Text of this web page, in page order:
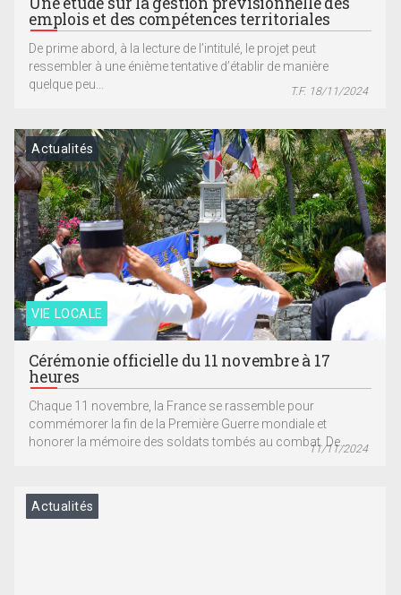
emplois et des compétences territoriales
De prime abord, à la lecture de l’intitulé, le projet peut
ressembler à une énième tentative d’établir de manière
quelque peu...
T.F. 18/11/2024
VIE LOCALE
Actualités
Cérémonie officielle du 11 novembre à 17
heures
Chaque 11 novembre, la France se rassemble pour
commémorer la fin de la Première Guerre mondiale et
honorer la mémoire des soldats tombés au combat. De...
11/11/2024
Actualités